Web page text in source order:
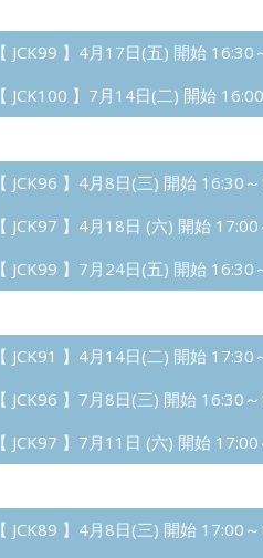
【 JCK99 】4月17日(五) 開始
【 JCK100 】7月14日(二) 開始
【 JCK96 】4月8日(三) 開始 16:30
【 JCK97 】4月18日 (六) 開始
【 JCK99 】7月24日(五) 開始
【 JCK91 】4月14日(二) 開始
【 JCK96 】7月8日(三) 開始 16:30
【 JCK97 】7月11日 (六) 開始
【 JCK89 】4月8日(三) 開始 17:00